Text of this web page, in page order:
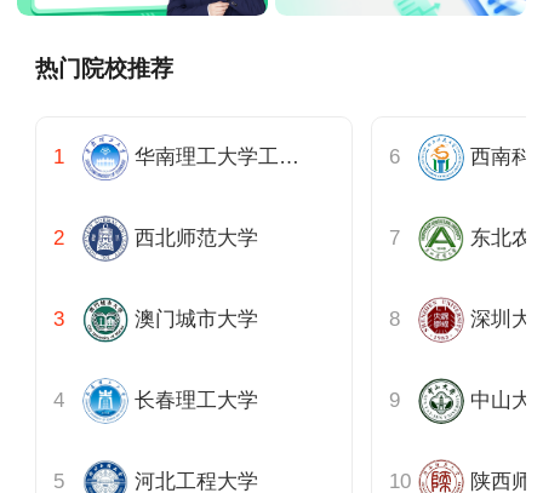
热门院校推荐
华南理工大学工商管理学院
西北师范大学
澳门城市大学
长春理工大学
河北工程大学
西南科
东北农
中山大
陕西师